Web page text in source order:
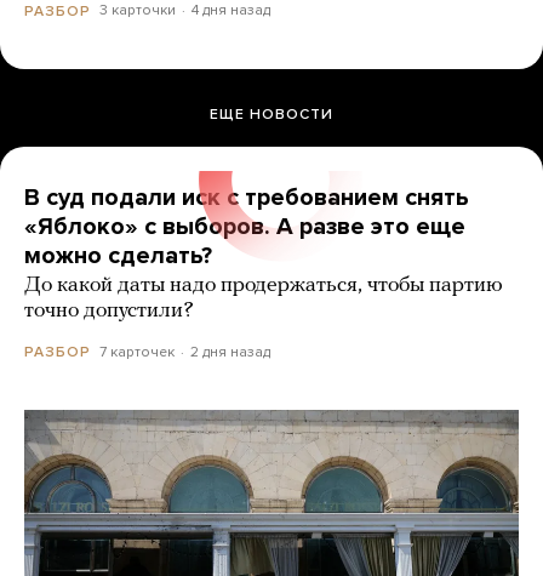
РАЗБОР 3 карточки 4 дня назад
ЕЩЕ НОВОСТИ
В суд подали иск с требованием снять
«Яблоко» с выборов. А разве это еще
можно сделать?
До какой даты надо продержаться, чтобы партию
точно допустили?
РАЗБОР 7 карточек 2 дня назад